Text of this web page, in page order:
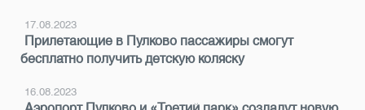
17.08.2023
Прилетающие в Пулково пассажиры смогут
бесплатно получить детскую коляску
16.08.2023